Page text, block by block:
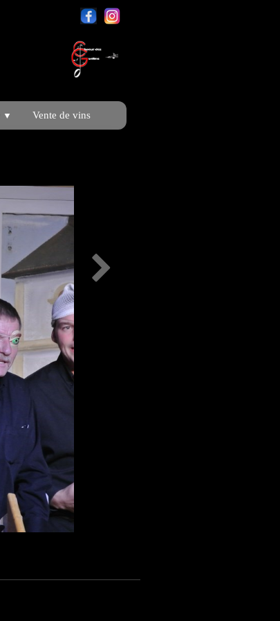
▼ Vente de vins